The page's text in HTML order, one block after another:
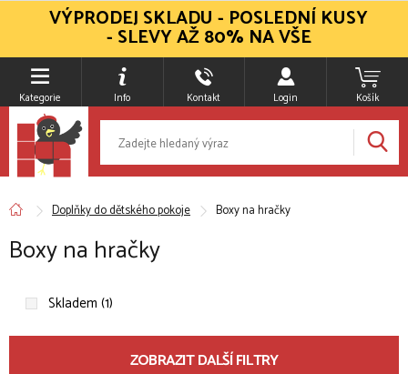
Kategorie Info Kontakt Login Košík
Doplňky do dětského pokoje Boxy na hračky
Boxy na hračky
Skladem (1)
ZOBRAZIT DALŠÍ FILTRY
VÝPRODEJ SKLADU - POSLEDNÍ KUSY
- SLEVY AŽ 80% NA VŠE